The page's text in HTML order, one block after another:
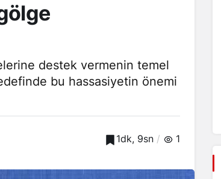
destek vermenin temel
bu hassasiyetin önemi
1dk, 9sn 1